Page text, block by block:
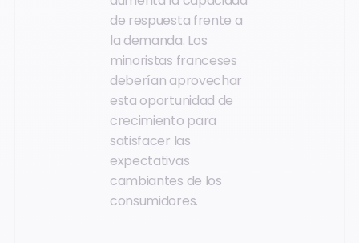
de respuesta frente a
la demanda. Los
minoristas franceses
deberían aprovechar
esta oportunidad de
crecimiento para
satisfacer las
expectativas
cambiantes de los
consumidores.